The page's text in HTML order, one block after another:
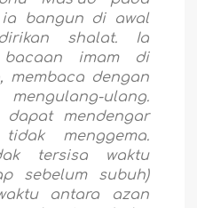
bangun di awal
shalat. Ia
bacaan imam di
membaca dengan
ulang.
mendengar
menggema.
tersisa waktu
sebelum subuh)
antara azan